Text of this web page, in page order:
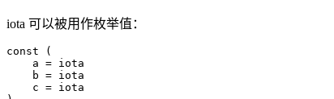
iota 可以被用作枚举值：
const (
    a = iota
    b = iota
    c = iota